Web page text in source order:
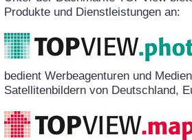
Produkte und Dienstleistungen an:
bedient Werbeagenturen und
Satellitenbildern von Deutschland,